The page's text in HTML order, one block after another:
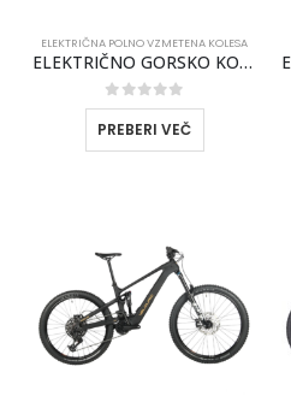
ELEKTRIČNA POLNO VZMETENA KOLESA
ELEKTRIČNO GORSKO KOLO SCOTT PATRON 930 2026 Safari zelena
0out of 5
PREBERI VEČ